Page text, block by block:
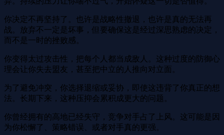
你决定不再坚持了。也许是战略性撤退，也许是真的无法再
战。放弃不一定是坏事，但要确保这是经过深思熟虑的决定，
而不是一时的挫败感。
你变得太过攻击性，把每个人都当成敌人。这种过度的防御心
理会让你失去盟友，甚至把中立的人推向对立面。
为了避免冲突，你选择退缩或妥协，即使这违背了你真正的想
法。长期下来，这种压抑会累积成更大的问题。
你曾经拥有的高地已经失守，竞争对手占了上风。这可能是因
为你松懈了、策略错误、或者对手真的更强。